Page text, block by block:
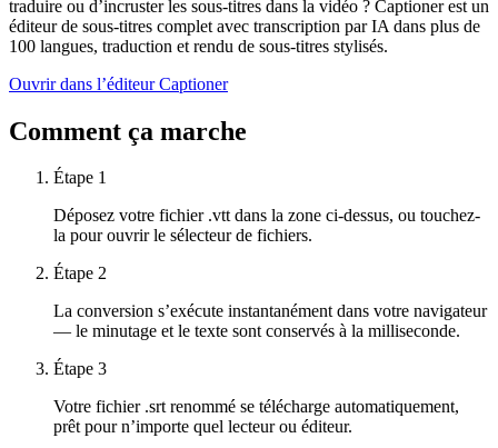
traduire ou d’incruster les sous-titres dans la vidéo ? Captioner est un
éditeur de sous-titres complet avec transcription par IA dans plus de
100 langues, traduction et rendu de sous-titres stylisés.
Ouvrir dans l’éditeur Captioner
Comment ça marche
Étape 1
Déposez votre fichier .vtt dans la zone ci-dessus, ou touchez-
la pour ouvrir le sélecteur de fichiers.
Étape 2
La conversion s’exécute instantanément dans votre navigateur
— le minutage et le texte sont conservés à la milliseconde.
Étape 3
Votre fichier .srt renommé se télécharge automatiquement,
prêt pour n’importe quel lecteur ou éditeur.